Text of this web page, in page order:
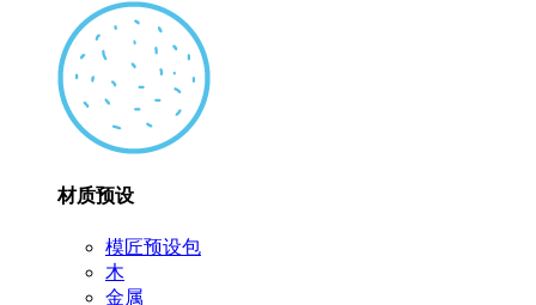
材质预设
模匠预设包
木
金属